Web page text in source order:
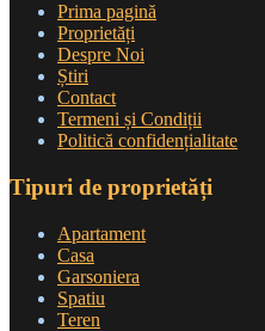
Prima pagină
Proprietăți
Despre Noi
Știri
Contact
Termeni și Condiții
Politică confidențialitate
Tipuri de proprietăți
Apartament
Casa
Garsoniera
Spatiu
Teren